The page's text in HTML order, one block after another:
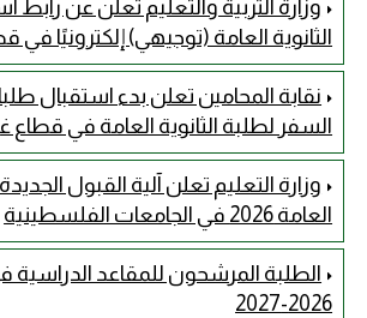
وزارة التربية والتعليم تعلن عن
الثانوية العامة (توجيهي) إلكترونيًا في
نقابة المحامين تعلن بدء استقبال
السفر لطلبة الثانوية العامة في قطاع
وزارة التعليم تعلن آلية القبول
العامة 2026 في الجامعات الفلسطينية
الطلبة المرشحون للمقاعد الدراسية
2026-2027